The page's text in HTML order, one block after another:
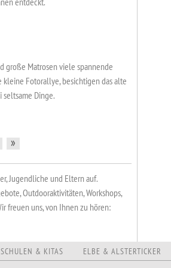
große Matrosen viele spannende
Fotorallye, besichtigen das alte
Dinge.
»
Jugendliche und Eltern auf.
Outdooraktivitäten, Workshops,
freuen uns, von Ihnen zu hören:
SCHULEN & KITAS ELBE & ALSTERTICKER